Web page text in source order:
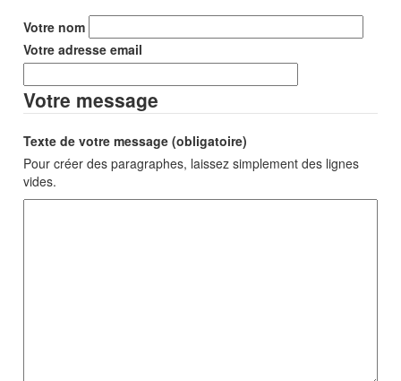
Votre nom
Votre adresse email
Votre message
Texte de votre message (obligatoire)
Pour créer des paragraphes, laissez simplement des lignes
vides.